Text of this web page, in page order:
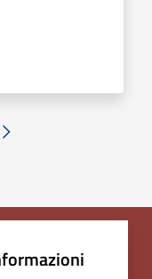
Successiva »